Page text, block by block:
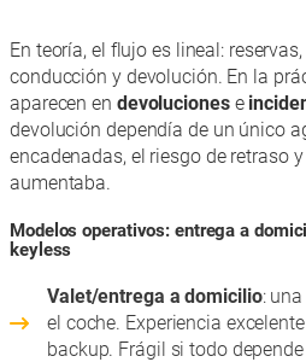
En teoría, el flujo es lineal:
conducción y devolución. En la
aparecen en devolucionese
devolución dependía de un único
encadenadas, el riesgo de retraso
aumentaba.
Modelos operativos: entrega a
keyless
Valet/entrega a domicilio:
el coche. Experiencia
backup. Frágil si todo